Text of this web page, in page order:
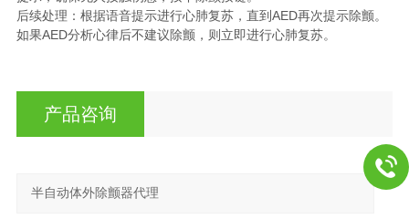
后续处理：根据语音提示进行心肺复苏，直到AED再次提示除颤。
如果AED分析心律后不建议除颤，则立即进行心肺复苏。
产品咨询